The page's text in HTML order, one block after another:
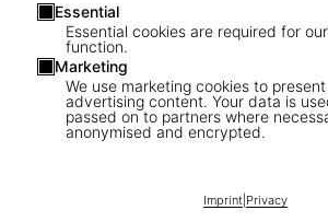
Essential
Essential cookies are required for
function.
Marketing
We use marketing cookies to
advertising content. Your data is
passed on to partners where
anonymised and encrypted.
Imprint| Privacy
1/23
Greek Myths
US$ 40